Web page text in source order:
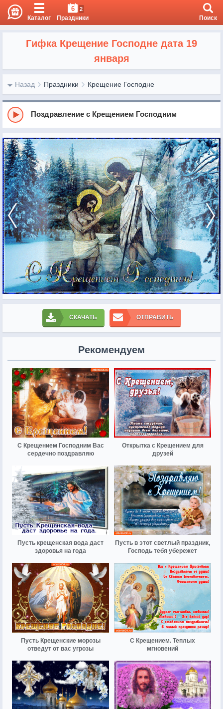
Каталог
6 2
Праздники Поиск
Гифка Крещение Господне дата 19
января
Назад Праздники Крещение Господне
Поздравление с Крещением Господним
СКАЧАТЬ ОТПРАВИТЬ
Рекомендуем
С Крещением Господним Вас
сердечно поздравляю
Открытка с Крещением для
друзей
Пусть крещенская вода даст
здоровья на года
Пусть в этот светлый праздник,
Господь тебя убережет
Пусть Крещенские морозы
отведут от вас угрозы
С Крещением. Теплых
мгновений